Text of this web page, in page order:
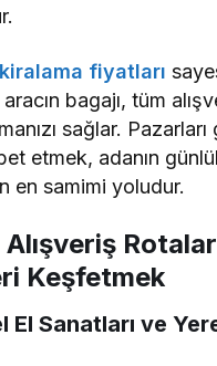
kiralama fiyatları
aracın bagajı, tüm
sağlar.
etmek, adanın
en samimi yoludur.
Alışveriş
Keşfetmek
El Sanatları ve